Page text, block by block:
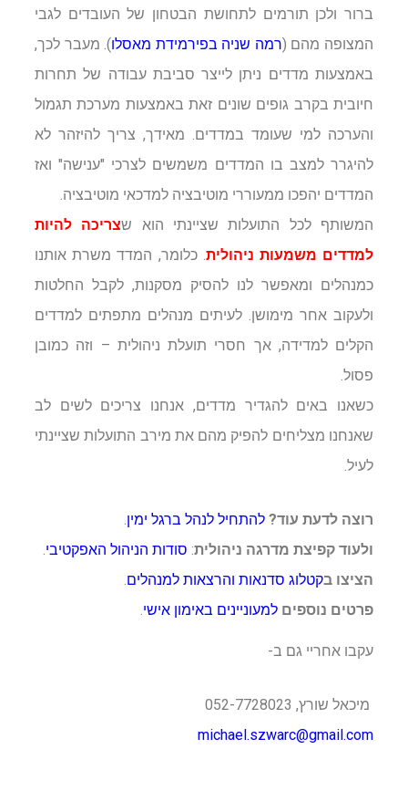
ברור ולכן תורמים לתחושת הבטחון של העובדים לגבי
המצופה מהם (רמה שניה בפירמידת מאסלו). מעבר לכך,
באמצעות מדדים ניתן לייצר סביבת עבודה של תחרות
חיובית בקרב גופים שונים זאת באמצעות מערכת תגמול
והערכה למי שעומד במדדים. מאידך, צריך להיזהר לא
להיגרר למצב בו המדדים משמשים לצרכי "ענישה" ואז
המדדים יהפכו ממעוררי מוטיבציה למדכאי מוטיבציה.
המשותף לכל התועלות שציינתי הוא שצריכה להיות
למדדים משמעות ניהולית. כלומר, המדד משרת אותנו
כמנהלים ומאפשר לנו להסיק מסקנות, לקבל החלטות
ולעקוב אחר מימושן. לעיתים מנהלים מתפתים למדדים
הקלים למדידה, אך חסרי תועלת ניהולית – וזה כמובן
פסול.
כשאנו באים להגדיר מדדים, אנחנו צריכים לשים לב
שאנחנו מצליחים להפיק מהם את מירב התועלות שציינתי
לעיל.
רוצה לדעת עוד? להתחיל לנהל ברגל ימין.
ולעוד קפיצת מדרגה ניהולית: סודות הניהול האפקטיבי.
הציצו בקטלוג סדנאות והרצאות למנהלים.
פרטים נוספים למעוניינים באימון אישי.
עקבו אחריי גם ב-
מיכאל שורץ, 052-7728023
michael.szwarc@gmail.com